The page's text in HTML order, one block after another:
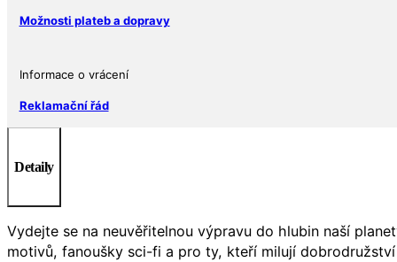
Možnosti plateb a dopravy
Informace o vrácení
Reklamační řád
Detaily
Vydejte se na neuvěřitelnou výpravu do hlubin naší
motivů, fanoušky sci-fi a pro ty, kteří milují